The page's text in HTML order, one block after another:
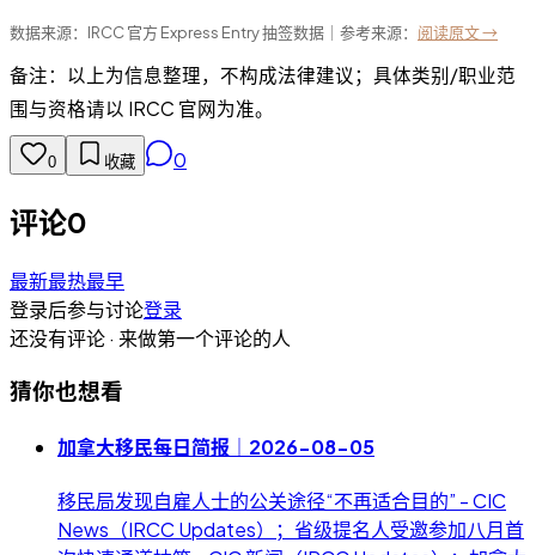
数据来源：IRCC 官方 Express Entry 抽签数据｜参考来源： 阅读原文 →
备注：以上为信息整理，不构成法律建议；具体类别/职业范
围与资格请以 IRCC 官网为准。
0 收藏 0
评论0
最新最热最早
登录后参与讨论登录
还没有评论 · 来做第一个评论的人
猜你也想看
加拿大移民每日简报｜2026-08-05
移民局发现自雇人士的公关途径“不再适合目的” - CIC
News（IRCC Updates）；省级提名人受邀参加八月首